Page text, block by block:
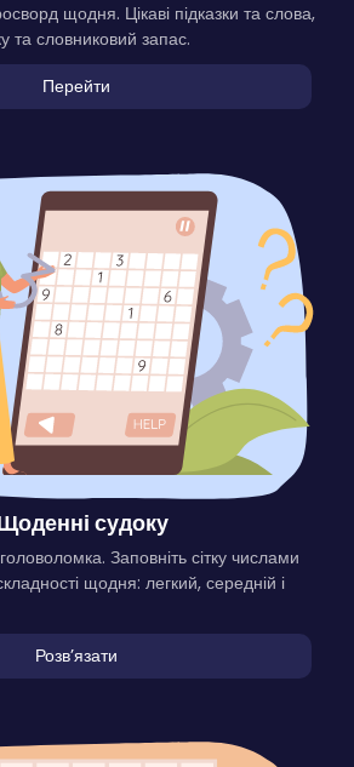
щодня. Цікаві підказки та слова,
та словниковий запас.
Перейти
судоку
Заповніть сітку числами
щодня: легкий, середній і
Розвʼязати